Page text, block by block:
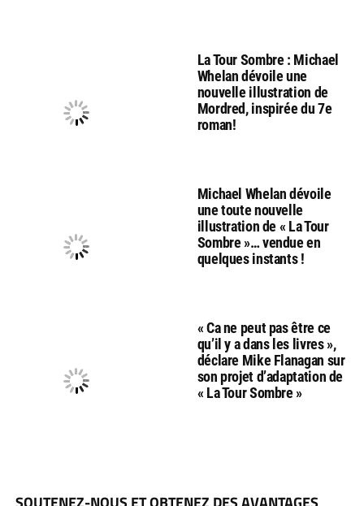
La Tour Sombre : Michael
Whelan dévoile une
nouvelle illustration de
Mordred, inspirée du 7e
roman!
Michael Whelan dévoile
une toute nouvelle
illustration de « La Tour
Sombre »… vendue en
quelques instants !
« Ca ne peut pas être ce
qu’il y a dans les livres »,
déclare Mike Flanagan sur
son projet d’adaptation de
« La Tour Sombre »